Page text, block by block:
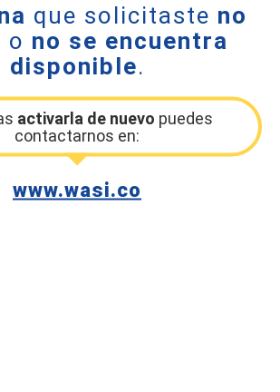
que solicitaste no
o no se encuentra
disponible.
activarla de nuevo puedes
contactarnos en:
www.wasi.co